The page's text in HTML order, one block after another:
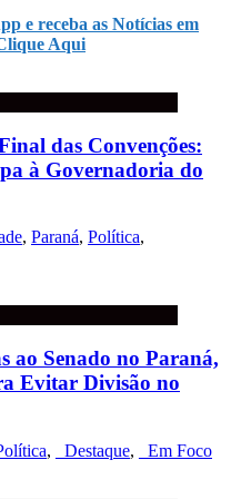
e receba as Notícias em
Aqui
das Convenções:
à Governadoria do
, Paraná, Política,
ao Senado no Paraná,
Evitar Divisão no
, _Destaque, _Em Foco